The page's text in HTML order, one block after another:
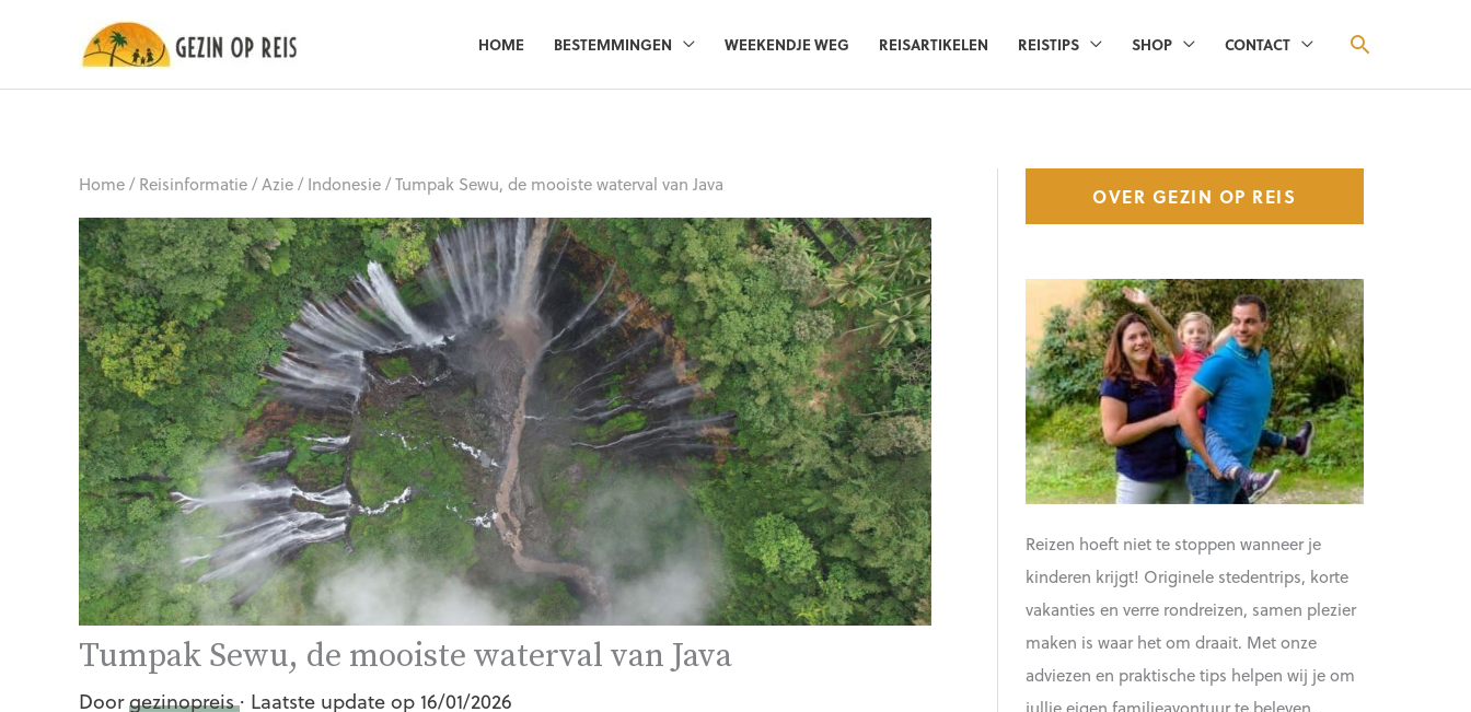
HOME BESTEMMINGEN WEEKENDJE WEG REISARTIKELEN REISTIPS SHOP CONTACT ZOEKEN
Home/ Reisinformatie/Azie/ Indonesie/Tumpak Sewu, de mooiste waterval van Java
Tumpak Sewu, de mooiste waterval van Java
Doorgezinopreis· Laatste update op 16/01/2026
OVER GEZIN OP REIS
Reizen hoeft niet te stoppen wanneer je
kinderen krijgt! Originele stedentrips, korte
vakanties en verre rondreizen, samen plezier
maken is waar het om draait. Met onze
adviezen en praktische tips helpen wij je om